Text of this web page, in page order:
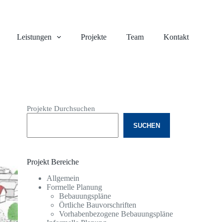
Leistungen Projekte Team Kontakt
Projekte Durchsuchen
SUCHEN
Projekt Bereiche
Allgemein
Formelle Planung
Bebauungspläne
Örtliche Bauvorschriften
Vorhabenbezogene Bebauungspläne